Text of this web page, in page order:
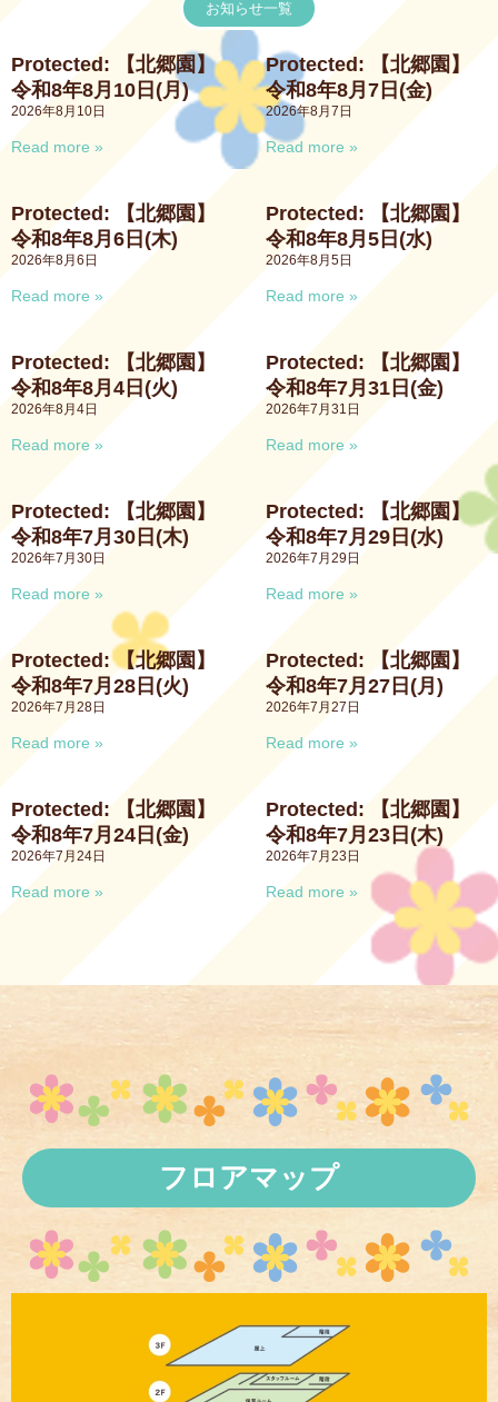
お知らせ一覧
Protected: 【北郷園】
令和8年8月10日(月)
2026年8月10日
Read more »
Protected: 【北郷園】
令和8年8月7日(金)
2026年8月7日
Read more »
Protected: 【北郷園】
令和8年8月6日(木)
2026年8月6日
Read more »
Protected: 【北郷園】
令和8年8月5日(水)
2026年8月5日
Read more »
Protected: 【北郷園】
令和8年8月4日(火)
2026年8月4日
Read more »
Protected: 【北郷園】
令和8年7月31日(金)
2026年7月31日
Read more »
Protected: 【北郷園】
令和8年7月30日(木)
2026年7月30日
Read more »
Protected: 【北郷園】
令和8年7月29日(水)
2026年7月29日
Read more »
Protected: 【北郷園】
令和8年7月28日(火)
2026年7月28日
Read more »
Protected: 【北郷園】
令和8年7月27日(月)
2026年7月27日
Read more »
Protected: 【北郷園】
令和8年7月24日(金)
2026年7月24日
Read more »
Protected: 【北郷園】
令和8年7月23日(木)
2026年7月23日
Read more »
フロアマップ